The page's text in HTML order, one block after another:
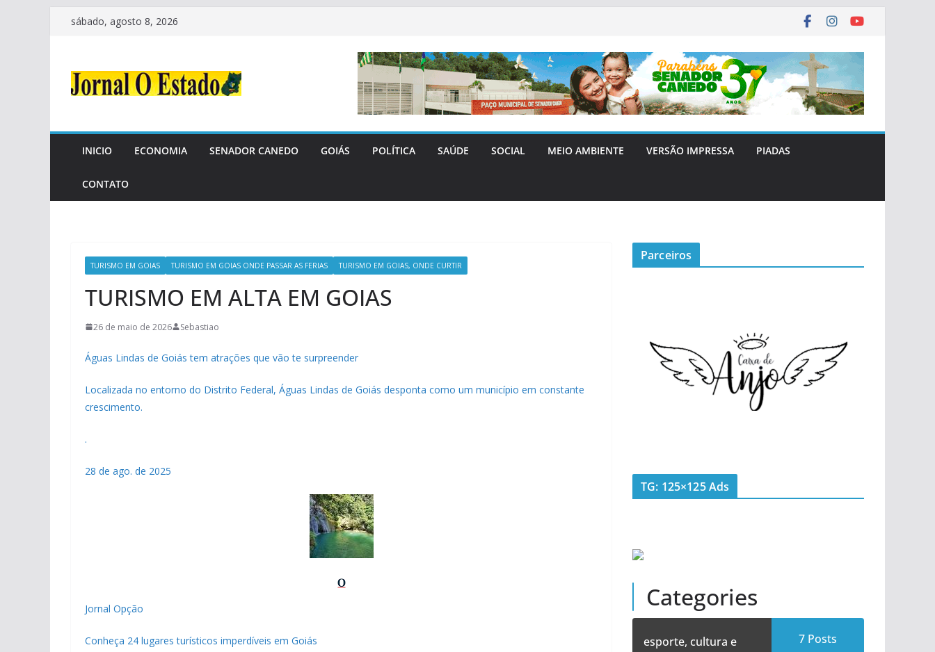
Pular
conteúdo
sábado, agosto 8, 2026
INICIO ECONOMIA SENADOR CANEDO GOIÁS POLÍTICA SAÚDE SOCIAL MEIO AMBIENTE VERSÃO IMPRESSA PIADAS
CONTATO
TURISMO EM GOIAS TURISMO EM GOIAS ONDE PASSAR AS FERIAS TURISMO EM GOIAS, ONDE CURTIR
TURISMO EM ALTA EM GOIAS
26 de maio de 2026 Sebastiao
Águas Lindas de Goiás tem atrações que vão te surpreender
Localizada no entorno do Distrito Federal, Águas Lindas de Goiás desponta como um município em constante
crescimento.
.
28 de ago. de 2025
Jornal Opção
Conheça 24 lugares turísticos imperdíveis em Goiás
Parceiros
TG: 125×125 Ads
Categories
esporte, cultura e
7 Posts